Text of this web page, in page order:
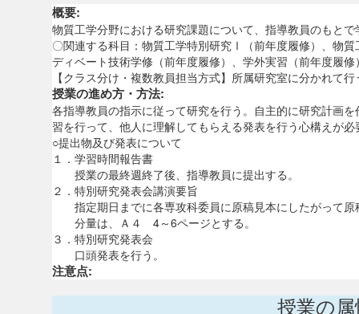
概要:
物質工学分野における研究課題について、指導教員のもと
〇関連する科目：物質工学特別研究Ⅰ（前年度履修）、物
ディベート技術学修（前年度履修）、学外実習（前年度履
【クラス分け・複数教員担当方式】所属研究室に分かれて行
授業の進め方・方法:
各指導教員の指示に従って研究を行う。自主的に研究計画
習を行って、他人に理解してもらえる発表を行う心構えが必
○提出物及び発表について
１．学習時間報告書
授業の最終週終了後、指導教員に提出する。
２．特別研究発表会講演要旨
指定期日までに各専攻科委員に原稿見本にしたがって原
分量は、Ａ４ 4～6ページとする。
３．特別研究発表会
口頭発表を行う。
注意点:
授業の